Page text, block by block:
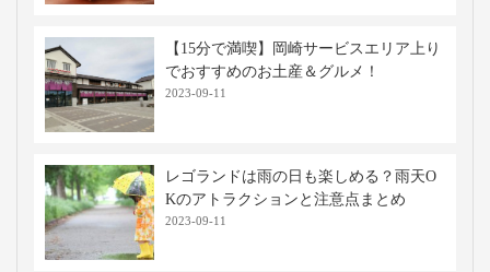
【15分で満喫】岡崎サービスエリア上り
でおすすめのお土産＆グルメ！
2023-09-11
レゴランドは雨の日も楽しめる？雨天O
Kのアトラクションと注意点まとめ
2023-09-11